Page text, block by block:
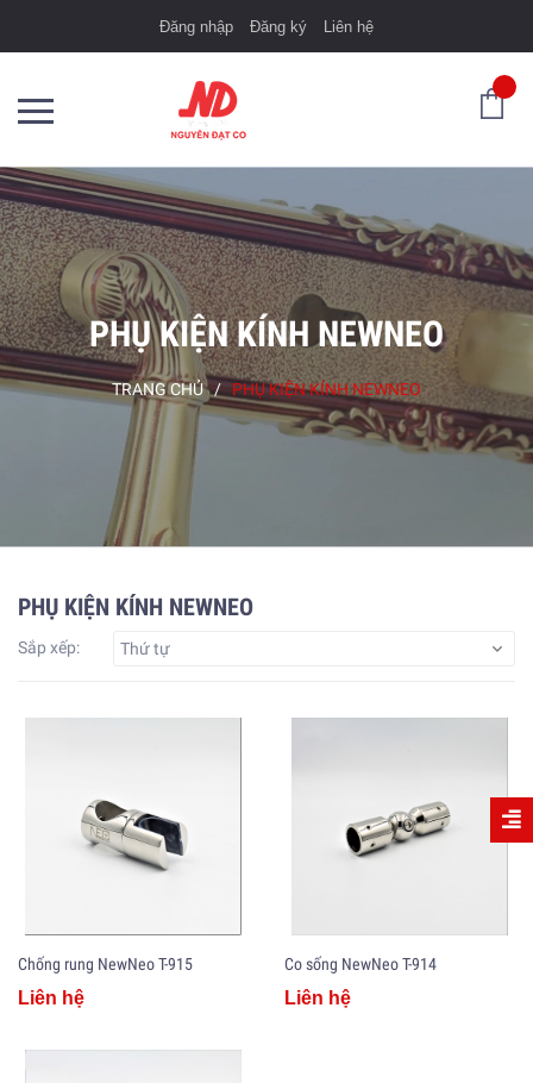
Đăng nhập Đăng ký Liên hệ
PHỤ KIỆN KÍNH NEWNEO
TRANG CHỦ / PHỤ KIỆN KÍNH NEWNEO
PHỤ KIỆN KÍNH NEWNEO
Sắp xếp: Thứ tự
Chống rung NewNeo T-915
Liên hệ
Co sống NewNeo T-914
Liên hệ